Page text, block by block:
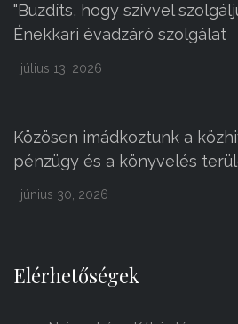
"Buzdíts, hogy szívvel
Énekkari évadzáró szolgálat
július 13, 2026
Közösen imádkoztunk a
pénzügy és a könyvelés
június 30, 2026
Elérhetőségek